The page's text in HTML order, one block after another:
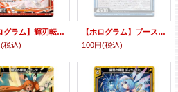
【ホログラム】輝刃転身 クラウソラス
(税込)
【ホログラム】ブーストシャドウ アルネ
100円(税込)